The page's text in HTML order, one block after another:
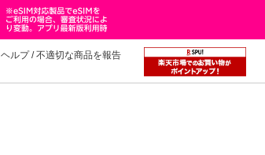
ヘルプ/不適切な商品を報告